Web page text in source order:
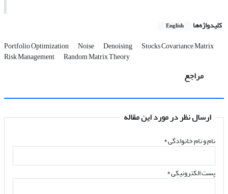
کلیدواژه‌ها English
Portfolio Optimization Noise Denoising Stocks Covariance Matrix
Risk Management Random Matrix Theory
مراجع
ارسال نظر در مورد این مقاله
نام و نام خانوادگی*
پست الکترونیکی*